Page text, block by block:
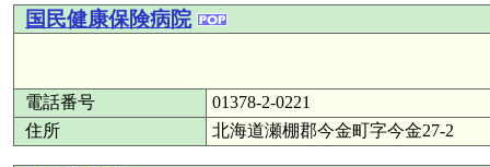
国民健康保険病院
電話番号
01378-2-0221
住所
北海道瀬棚郡今金町字今金27-2